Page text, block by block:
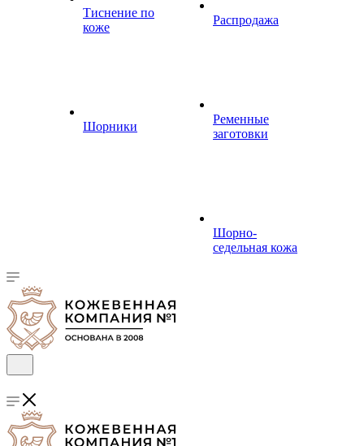
Тиснение по
коже
Шорники
Распродажа
Ременные
заготовки
Шорно-
седельная кожа